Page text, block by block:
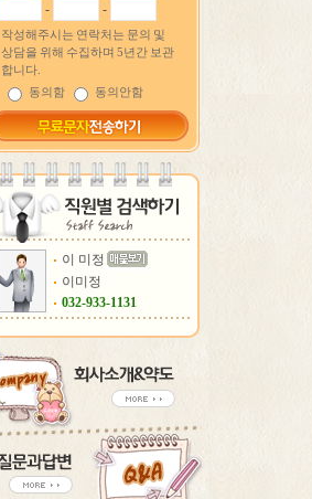
- -
작성해주시는 연락처는 문의 및
상담을 위해 수집하며 5년간 보관
합니다.
동의함
동의안함
이 미정
이미정
032-933-1131